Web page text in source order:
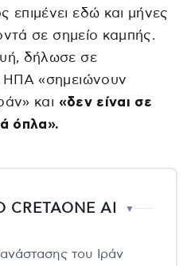
εδώ και μήνες
σε σημείο καμπής.
δήλωσε σε
ΗΠΑ «σημειώνουν
και «δεν είναι σε
όπλα».
AI ▼
του Ιράν